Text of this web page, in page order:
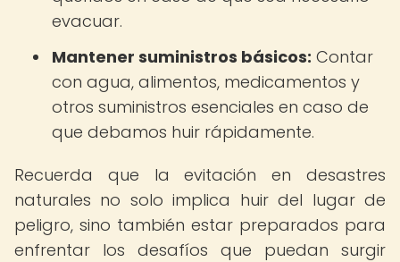
evacuar.
Mantener suministros básicos: Contar
con agua, alimentos, medicamentos y
otros suministros esenciales en caso de
que debamos huir rápidamente.
Recuerda que la evitación en desastres
naturales no solo implica huir del lugar de
peligro, sino también estar preparados para
enfrentar los desafíos que puedan surgir